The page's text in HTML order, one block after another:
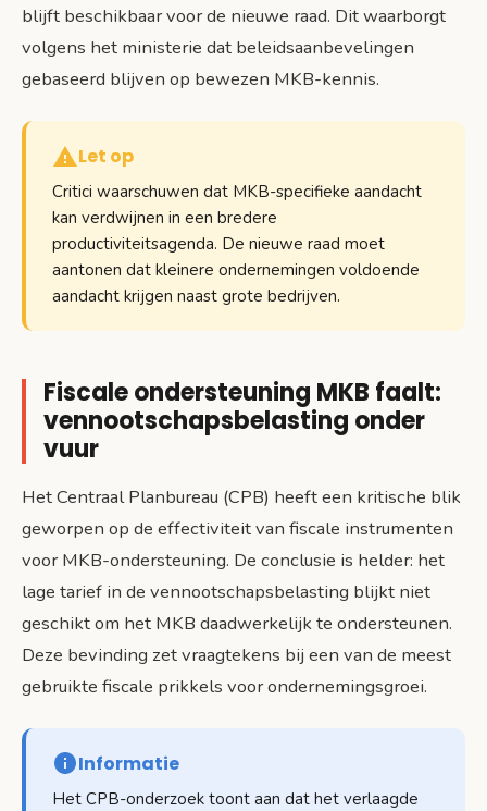
blijft beschikbaar voor de nieuwe raad. Dit waarborgt
volgens het ministerie dat beleidsaanbevelingen
gebaseerd blijven op bewezen MKB-kennis.
Let op
Critici waarschuwen dat MKB-specifieke aandacht
kan verdwijnen in een bredere
productiviteitsagenda. De nieuwe raad moet
aantonen dat kleinere ondernemingen voldoende
aandacht krijgen naast grote bedrijven.
Fiscale ondersteuning MKB faalt:
vennootschapsbelasting onder
vuur
Het Centraal Planbureau (CPB) heeft een kritische blik
geworpen op de effectiviteit van fiscale instrumenten
voor MKB-ondersteuning. De conclusie is helder: het
lage tarief in de vennootschapsbelasting blijkt niet
geschikt om het MKB daadwerkelijk te ondersteunen.
Deze bevinding zet vraagtekens bij een van de meest
gebruikte fiscale prikkels voor ondernemingsgroei.
Informatie
Het CPB-onderzoek toont aan dat het verlaagde